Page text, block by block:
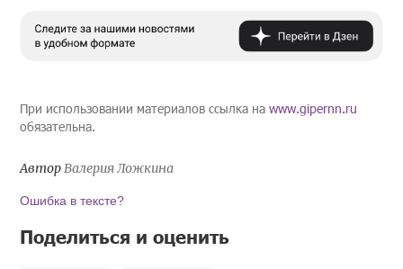
При использовании материалов ссылка наwww.gipernn.ru
обязательна.
АвторВалерия Ложкина
Ошибка в тексте?
Поделиться и оценить